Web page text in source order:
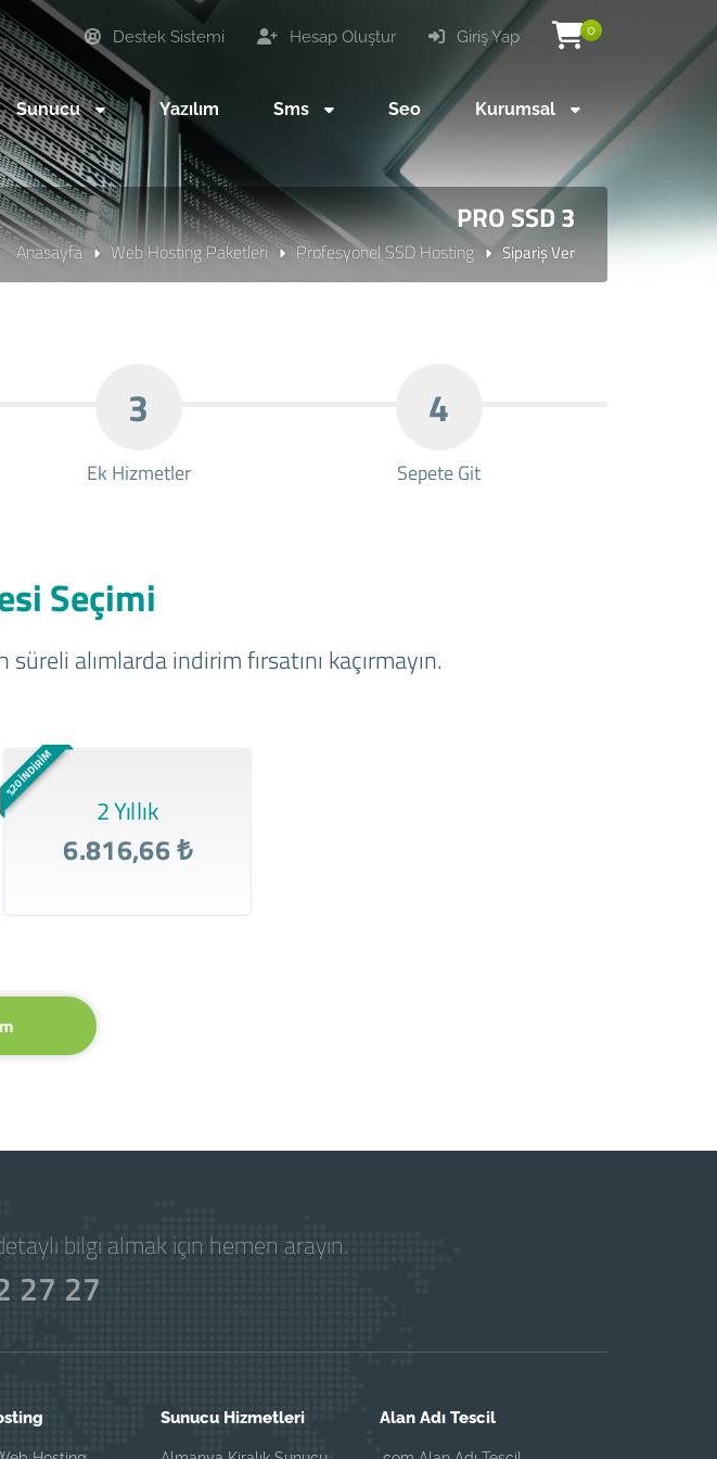
0
Giriş Yap
Hesap Oluştur
Destek Sistemi
Sunucu Yazılım Sms Seo Kurumsal
PRO SSD 3
Anasayfa Web Hosting Paketleri Profesyonel SSD Hosting Sipariş Ver
3
Ek Hizmetler
4
Sepete Git
Seçimi
alımlarda indirim fırsatını kaçırmayın.
%20 İNDİRİM
2 Yıllık
6.816,66 ₺
bilgi almak için hemen arayın.
27 27
Sunucu Hizmetleri Alan Adı Tescil